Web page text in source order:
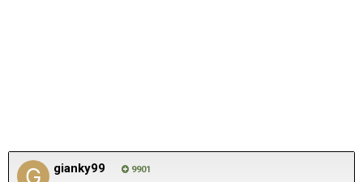
gianky99 9901